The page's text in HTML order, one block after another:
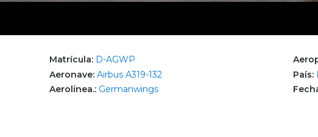
Matrícula: D-AGWP
Aeronave: Airbus A319-132
Aerolínea.: Germanwings
País: